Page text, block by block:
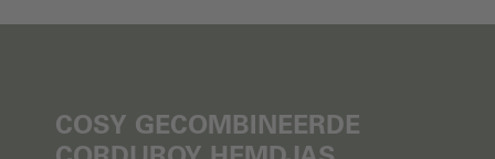
COSY GECOMBINEERDE